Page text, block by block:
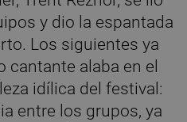
y dio la espantada
Los siguientes ya
cantante alaba en el
idílica del festival:
entre los grupos, ya